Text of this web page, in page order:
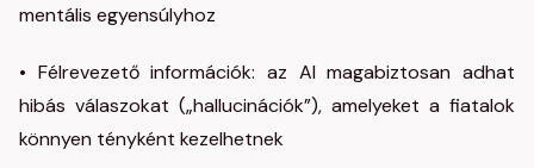
mentális egyensúlyhoz
• Félrevezető információk: az AI magabiztosan adhat
hibás válaszokat („hallucinációk”), amelyeket a fiatalok
könnyen tényként kezelhetnek